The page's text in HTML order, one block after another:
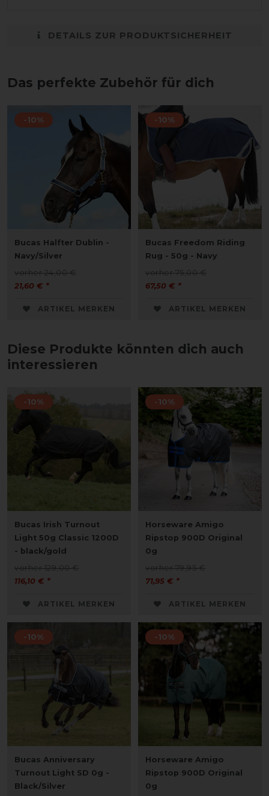
DETAILS ZUR PRODUKTSICHERHEIT
Das perfekte Zubehör für dich
-10%
Bucas Halfter Dublin -
Navy/Silver
vorher 24,00 €
21,60 € *
ARTIKEL MERKEN
-10%
Bucas Freedom Riding
Rug - 50g - Navy
vorher 75,00 €
67,50 € *
ARTIKEL MERKEN
Diese Produkte könnten dich auch
interessieren
-10%
Bucas Irish Turnout
Light 50g Classic 1200D
- black/gold
vorher 129,00 €
116,10 € *
ARTIKEL MERKEN
-10%
Horseware Amigo
Ripstop 900D Original
0g
vorher 79,95 €
71,95 € *
ARTIKEL MERKEN
-10%
Bucas Anniversary
Turnout Light SD 0g -
Black/Silver
-10%
Horseware Amigo
Ripstop 900D Original
0g